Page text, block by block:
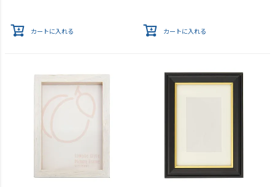
カートに入れる カートに入れる